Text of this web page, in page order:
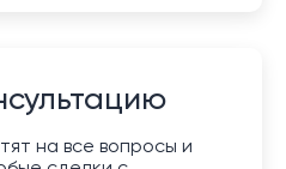
на все вопросы и